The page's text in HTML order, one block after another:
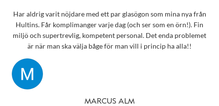
Har aldrig varit nöjdare med ett par glasögon som mina nya från
Hultins. Får komplimanger varje dag (och ser som en örn!). Fin
miljö och supertrevlig, kompetent personal. Det enda problemet
är när man ska välja båge för man vill i princip ha alla!!
MARCUS ALM